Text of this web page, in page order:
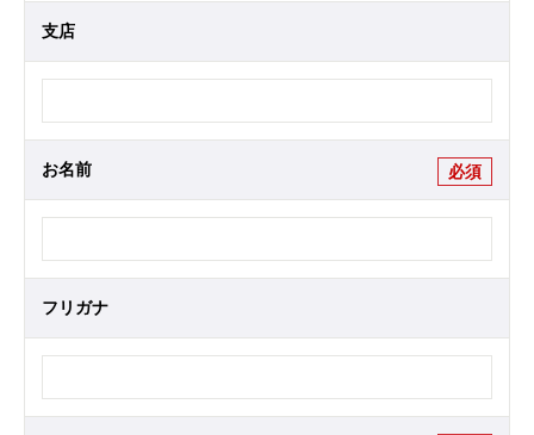
支店
お名前 必須
フリガナ